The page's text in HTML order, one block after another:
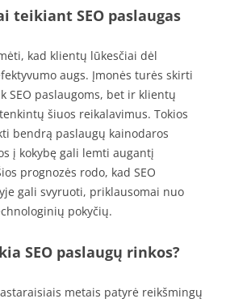
teikiant SEO paslaugas
kad klientų lūkesčiai dėl
augs. Įmonės turės skirti
SEO paslaugoms, bet ir klientų
šiuos reikalavimus. Tokios
bendrą paslaugų kainodaros
į kokybę gali lemti augantį
prognozės rodo, kad SEO
gali svyruoti, priklausomai nuo
pokyčių.
SEO paslaugų rinkos?
metais patyrė reikšmingų